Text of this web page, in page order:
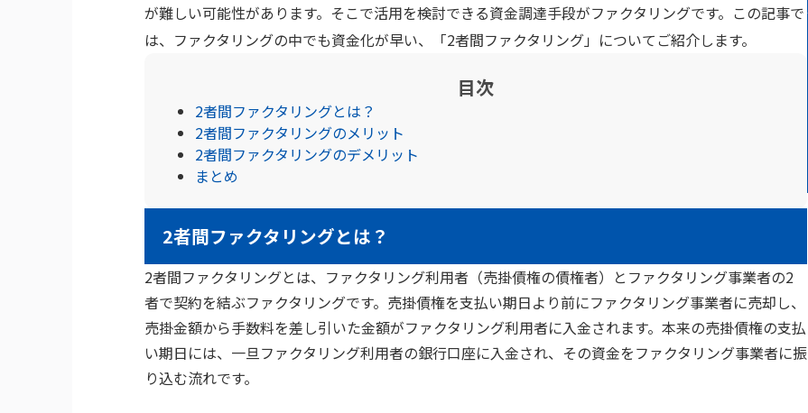
が難しい可能性があります。そこで活用を検討できる資金調達手段がファクタリングです。この記事で
は、ファクタリングの中でも資金化が早い、「2者間ファクタリング」についてご紹介します。
目次
2者間ファクタリングとは？
2者間ファクタリングのメリット
2者間ファクタリングのデメリット
まとめ
2者間ファクタリングとは？
2者間ファクタリングとは、ファクタリング利用者（売掛債権の債権者）とファクタリング事業者の2
者で契約を結ぶファクタリングです。売掛債権を支払い期日より前にファクタリング事業者に売却し、
売掛金額から手数料を差し引いた金額がファクタリング利用者に入金されます。本来の売掛債権の支払
い期日には、一旦ファクタリング利用者の銀行口座に入金され、その資金をファクタリング事業者に振
り込む流れです。